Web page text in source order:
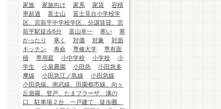
家族
家族向け 家系 家賃
容積
率超過
富士山
富士見台小学校学
区、宮前平中学校学区、分譲賃貸、宮
前平駅徒歩6分
富山幸一 寒い
寒
かったり
寒く 対価 対象
対面
キッチン
寿命 専修大学
専有面
積
専用庭 小中学校 小学校
小
学生
小泉農園 小田急
小田急多
摩線
小田急江ノ島線
小田急線
小田急線、南武線、田園都市線、向ヶ
丘遊園、登戸、たまプラーザ、溝の
口、駐車場２台、一戸建て、徒歩圏、